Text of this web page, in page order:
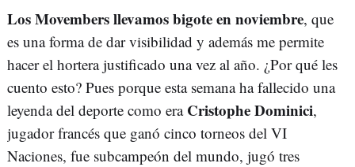
Los Movembers llevamos bigote en noviembre, que
es una forma de dar visibilidad y además me permite
hacer el hortera justificado una vez al año. ¿Por qué les
cuento esto? Pues porque esta semana ha fallecido una
leyenda del deporte como era Cristophe Dominici,
jugador francés que ganó cinco torneos del VI
Naciones, fue subcampeón del mundo, jugó tres